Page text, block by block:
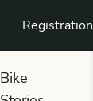
Registration
Bike